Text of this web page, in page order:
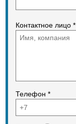
Контактное лицо *
Телефон *